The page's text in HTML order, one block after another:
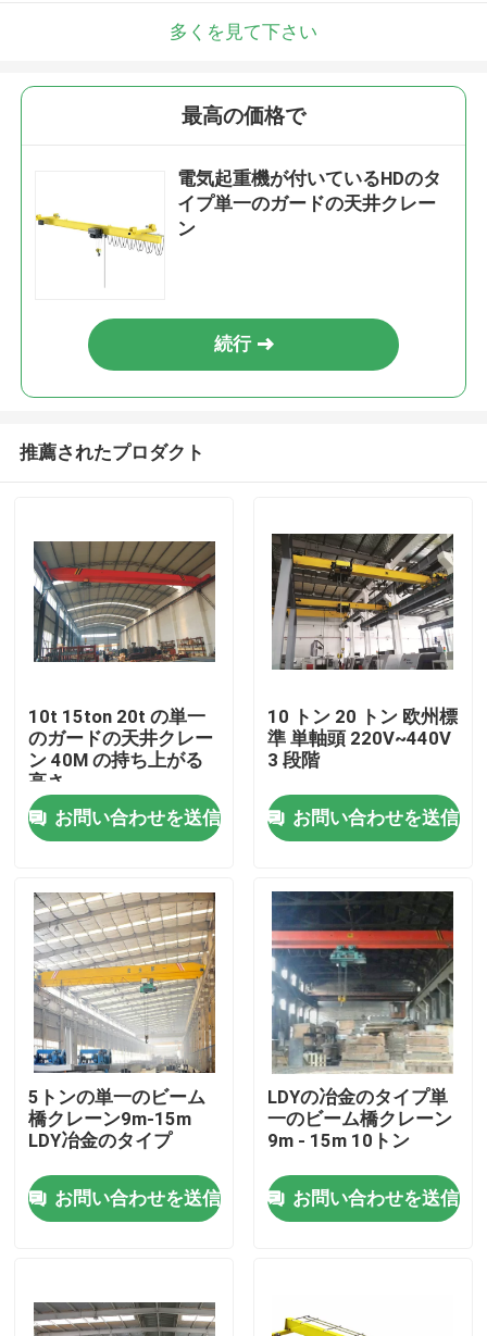
ホーム
製品
企業情報
会社案内
品質管理
お問い合わせ
天井走行クレーン
二重ガードの天井クレーン
二重ガードのガントリー クレーン
多くを見て下さい
最高の価格で
電気起重機が付いているHDのタ
イプ単一のガードの天井クレー
ン
続行
推薦されたプロダクト
10t 15ton 20t の単一
のガードの天井クレー
ン 40M の持ち上がる
高さ
お問い合わせを送信
10 トン 20 トン 欧州標
準 単軸頭 220V~440V
3 段階
お問い合わせを送信
5トンの単一のビーム
橋クレーン9m-15m
LDY冶金のタイプ
お問い合わせを送信
LDYの冶金のタイプ単
一のビーム橋クレーン
9m - 15m 10トン
お問い合わせを送信